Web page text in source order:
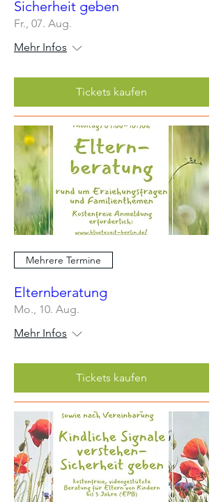
Sicherheit geben
Fr., 07. Aug.
Mehr Infos
Tickets kaufen
Mehrere Termine
Elternberatung
Mo., 10. Aug.
Mehr Infos
Tickets kaufen